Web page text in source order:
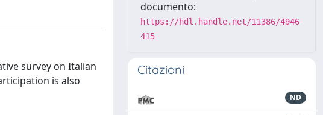
survey on Italian
is also
documento:
https://hdl.handle.net/11386/4946
415
Citazioni
ND